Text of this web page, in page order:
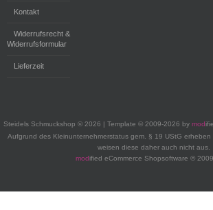
Kontakt
Widerrufsrecht &
Widerrufsformular
Lieferzeit
Steidels Schmuckshop © 2026 | Template © 2009-2026 by mod
Aufgrund des Kleinunternehmerstatus gem. § 19 UStG erheben
weisen diese daher auch nicht aus.
modified eCommerce Shopsoftware ©